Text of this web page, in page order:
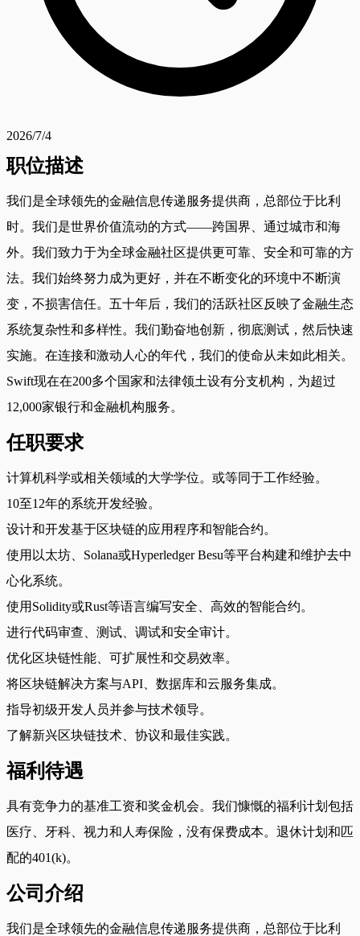
2026/7/4
职位描述
我们是全球领先的金融信息传递服务提供商，总部位于比利
时。我们是世界价值流动的方式——跨国界、通过城市和海
外。我们致力于为全球金融社区提供更可靠、安全和可靠的方
法。我们始终努力成为更好，并在不断变化的环境中不断演
变，不损害信任。五十年后，我们的活跃社区反映了金融生态
系统复杂性和多样性。我们勤奋地创新，彻底测试，然后快速
实施。在连接和激动人心的年代，我们的使命从未如此相关。
Swift现在在200多个国家和法律领土设有分支机构，为超过
12,000家银行和金融机构服务。
任职要求
计算机科学或相关领域的大学学位。或等同于工作经验。
10至12年的系统开发经验。
设计和开发基于区块链的应用程序和智能合约。
使用以太坊、Solana或Hyperledger Besu等平台构建和维护去中
心化系统。
使用Solidity或Rust等语言编写安全、高效的智能合约。
进行代码审查、测试、调试和安全审计。
优化区块链性能、可扩展性和交易效率。
将区块链解决方案与API、数据库和云服务集成。
指导初级开发人员并参与技术领导。
了解新兴区块链技术、协议和最佳实践。
福利待遇
具有竞争力的基准工资和奖金机会。我们慷慨的福利计划包括
医疗、牙科、视力和人寿保险，没有保费成本。退休计划和匹
配的401(k)。
公司介绍
我们是全球领先的金融信息传递服务提供商，总部位于比利